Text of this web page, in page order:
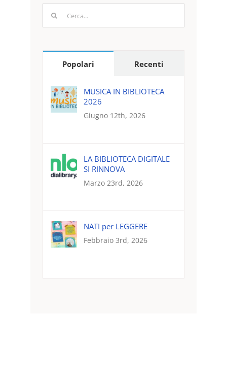
Cerca
per:
Popolari Recenti
MUSICA IN BIBLIOTECA
2026
Giugno 12th, 2026
LA BIBLIOTECA DIGITALE
SI RINNOVA
Marzo 23rd, 2026
NATI per LEGGERE
Febbraio 3rd, 2026